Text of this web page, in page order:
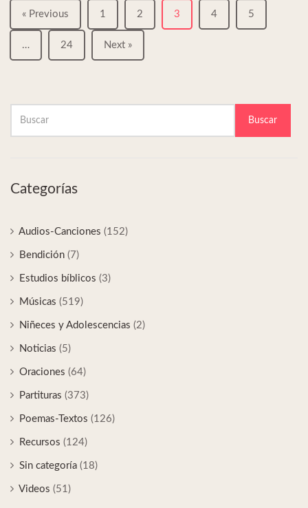
« Previous 1 2 3 4 5
… 24 Next »
Buscar
Categorías
Audios-Canciones (152)
Bendición (7)
Estudios bíblicos (3)
Músicas (519)
Niñeces y Adolescencias (2)
Noticias (5)
Oraciones (64)
Partituras (373)
Poemas-Textos (126)
Recursos (124)
Sin categoría (18)
Videos (51)